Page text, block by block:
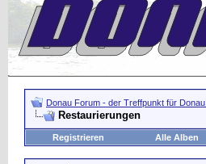
Donau Forum - der Treffpunkt für
Restaurierungen
Registrieren Alle Alben